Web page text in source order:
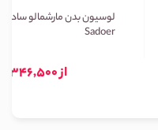
لوسیون بدن مارشمالو سادور
Sadoer
از 346,500 تومان